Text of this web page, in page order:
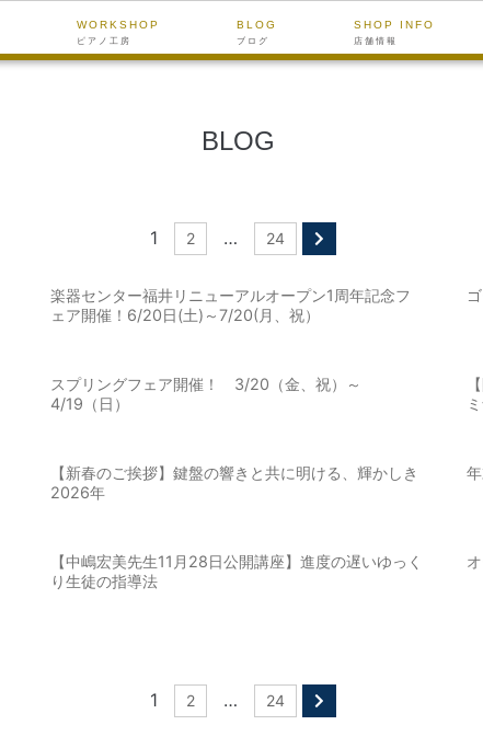
WORKSHOP
ピアノ工房
BLOG
ブログ
SHOP INFO
店舗情報
BLOG
1 2 … 24
楽器センター福井リニューアルオープン1周年記念フ
ェア開催！6/20日(土)～7/20(月、祝）
スプリングフェア開催！ 3/20（金、祝）～
4/19（日）
【新春のご挨拶】鍵盤の響きと共に明ける、輝かしき
2026年
【中嶋宏美先生11月28日公開講座】進度の遅いゆっく
り生徒の指導法
1 2 … 24